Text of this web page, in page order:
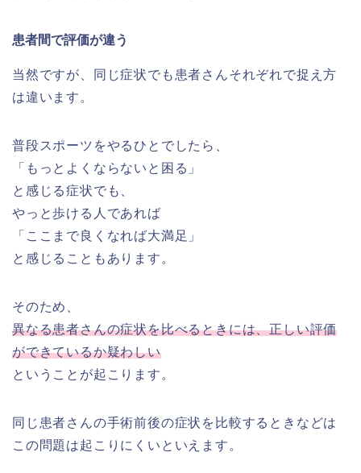
患者間で評価が違う
当然ですが、同じ症状でも患者さんそれぞれで捉え方
は違います。
普段スポーツをやるひとでしたら、
「もっとよくならないと困る」
と感じる症状でも、
やっと歩ける人であれば
「ここまで良くなれば大満足」
と感じることもあります。
そのため、
異なる患者さんの症状を比べるときには、正しい評価
ができているか疑わしい
ということが起こります。
同じ患者さんの手術前後の症状を比較するときなどは
この問題は起こりにくいといえます。